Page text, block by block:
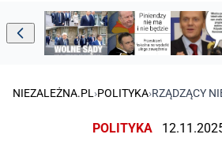
NIEZALEŻNA.PL ›POLITYKA›RZĄDZĄCY
POLITYKA